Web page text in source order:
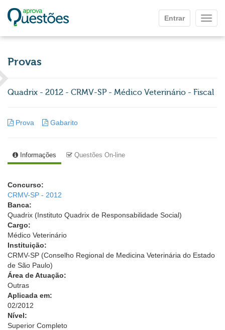
Entrar
Provas
Quadrix - 2012 - CRMV-SP - Médico Veterinário - Fiscal
Prova Gabarito
Informações Questões On-line
Concurso:
CRMV-SP - 2012
Banca:
Quadrix (Instituto Quadrix de Responsabilidade Social)
Cargo:
Médico Veterinário
Instituição:
CRMV-SP (Conselho Regional de Medicina Veterinária do Estado
de São Paulo)
Área de Atuação:
Outras
Aplicada em:
02/2012
Nível:
Superior Completo